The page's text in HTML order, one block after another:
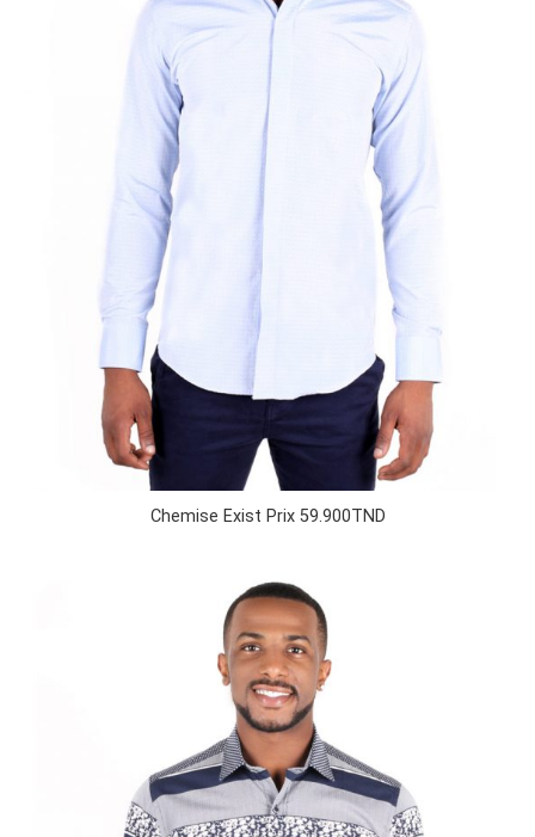
Chemise Exist Prix 59.900TND